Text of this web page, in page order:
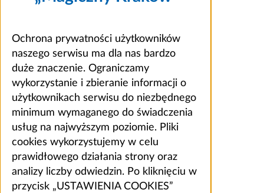
Ochrona prywatności użytkowników
naszego serwisu ma dla nas bardzo
duże znaczenie. Ograniczamy
wykorzystanie i zbieranie informacji o
użytkownikach serwisu do niezbędnego
minimum wymaganego do świadczenia
usług na najwyższym poziomie. Pliki
cookies wykorzystujemy w celu
prawidłowego działania strony oraz
analizy liczby odwiedzin. Po kliknięciu w
przycisk „USTAWIENIA COOKIES”